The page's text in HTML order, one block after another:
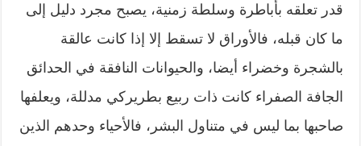
قدر تعلقه بأباطرة وسلطة زمنية، يصبح مجرد دليل إلى
ما كان قبله، فالأوراق لا تسقط إلا إذا كانت عالقة
بالشجرة وخضراء أيضا، والحيوانات النافقة في الحدائق
الجافة الصفراء كانت ذات ربيع بطريركي مدللة، ويعلفها
صاحبها بما ليس في متناول البشر، فالأحياء وحدهم الذين